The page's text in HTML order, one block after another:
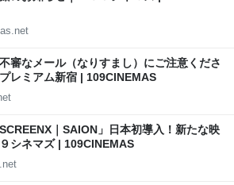
審なメール（なりすまし）にご注意くださ
レミアム新宿 | 109CINEMAS
｜SAION」日本初導入！新たな映
シネマズ | 109CINEMAS